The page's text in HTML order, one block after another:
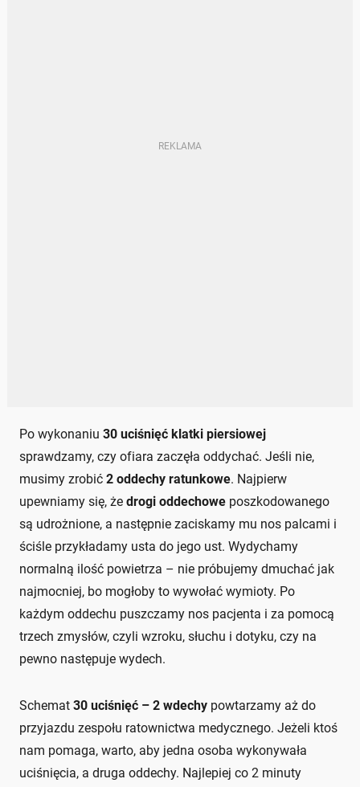
Po wykonaniu 30 uciśnięć klatki piersiowej
sprawdzamy, czy ofiara zaczęła oddychać. Jeśli nie,
musimy zrobić 2 oddechy ratunkowe. Najpierw
upewniamy się, że drogi oddechowe poszkodowanego
są udrożnione, a następnie zaciskamy mu nos palcami i
ściśle przykładamy usta do jego ust. Wydychamy
normalną ilość powietrza – nie próbujemy dmuchać jak
najmocniej, bo mogłoby to wywołać wymioty. Po
każdym oddechu puszczamy nos pacjenta i za pomocą
trzech zmysłów, czyli wzroku, słuchu i dotyku, czy na
pewno następuje wydech.
Schemat 30 uciśnięć – 2 wdechy powtarzamy aż do
przyjazdu zespołu ratownictwa medycznego. Jeżeli ktoś
nam pomaga, warto, aby jedna osoba wykonywała
uciśnięcia, a druga oddechy. Najlepiej co 2 minuty